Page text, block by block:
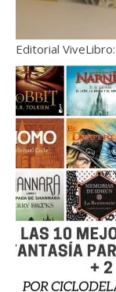
Editorial